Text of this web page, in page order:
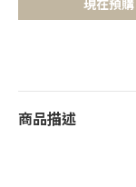
現在預購
商品描述